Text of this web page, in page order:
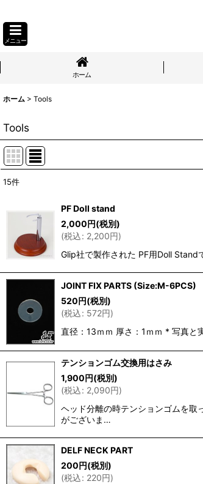
メニュー
ホーム
ホーム > Tools
Tools
15件
PF Doll stand
2,000円(税別)
(税込: 2,200円)
Glip社で製作された PF用Doll Stand
JOINT FIX PARTS (Size:M-6PCS)
520円(税別)
(税込: 572円)
直径：13ｍｍ 厚さ：1ｍｍ * 写真と
テンションゴム交換用はさみ
1,900円(税別)
(税込: 2,090円)
ヘッド分離の時テンションゴムを
がございま…
DELF NECK PART
200円(税別)
(税込: 220円)